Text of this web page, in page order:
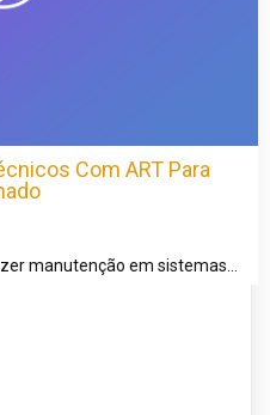
Com ART Para
manutenção em sistemas…